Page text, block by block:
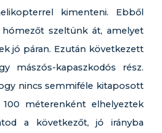
kimenteni. Ebből
hómezőt szeltünk át, amelyet
jó páran. Ezután következett
mászós-kapaszkodós rész.
nincs semmiféle kitaposott
100 méterenként elhelyeztek
a következőt, jó irányba